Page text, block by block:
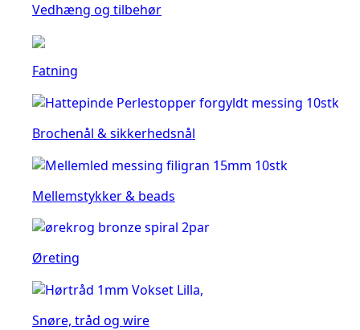
Vedhæng og tilbehør
Fatning
Brochenål & sikkerhedsnål
Mellemstykker & beads
Øreting
Snøre, tråd og wire